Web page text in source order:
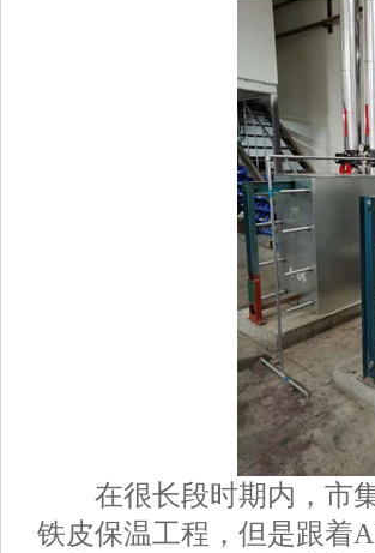
在很长段时期内，市集
铁皮保温工程，但是跟着